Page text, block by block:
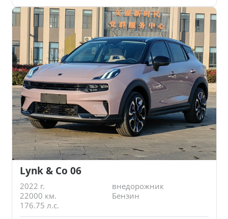
Lynk & Co 06
2022 г.
внедорожник
22000 км.
Бензин
176.75 л.с.